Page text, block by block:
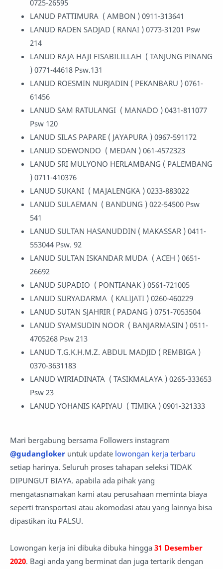
0725-26595
LANUD PATTIMURA ( AMBON ) 0911-313641
LANUD RADEN SADJAD ( RANAI ) 0773-31201 Psw
214
LANUD RAJA HAJI FISABILILLAH ( TANJUNG PINANG
) 0771-44618 Psw.131
LANUD ROESMIN NURJADIN ( PEKANBARU ) 0761-
61456
LANUD SAM RATULANGI ( MANADO ) 0431-811077
Psw 120
LANUD SILAS PAPARE ( JAYAPURA ) 0967-591172
LANUD SOEWONDO ( MEDAN ) 061-4572323
LANUD SRI MULYONO HERLAMBANG ( PALEMBANG
) 0711-410376
LANUD SUKANI ( MAJALENGKA ) 0233-883022
LANUD SULAEMAN ( BANDUNG ) 022-54500 Psw
541
LANUD SULTAN HASANUDDIN ( MAKASSAR ) 0411-
553044 Psw. 92
LANUD SULTAN ISKANDAR MUDA ( ACEH ) 0651-
26692
LANUD SUPADIO ( PONTIANAK ) 0561-721005
LANUD SURYADARMA ( KALIJATI ) 0260-460229
LANUD SUTAN SJAHRIR ( PADANG ) 0751-7053504
LANUD SYAMSUDIN NOOR ( BANJARMASIN ) 0511-
4705268 Psw 213
LANUD T.G.K.H.M.Z. ABDUL MADJID ( REMBIGA )
0370-3631183
LANUD WIRIADINATA ( TASIKMALAYA ) 0265-333653
Psw 23
LANUD YOHANIS KAPIYAU ( TIMIKA ) 0901-321333
Mari bergabung bersama Followers instagram
@gudangloker untuk update lowongan kerja terbaru
setiap harinya. Seluruh proses tahapan seleksi TIDAK
DIPUNGUT BIAYA. apabila ada pihak yang
mengatasnamakan kami atau perusahaan meminta biaya
seperti transportasi atau akomodasi atau yang lainnya bisa
dipastikan itu PALSU.
Lowongan kerja ini dibuka dibuka hingga 31 Desember
2020. Bagi anda yang berminat dan juga tertarik dengan